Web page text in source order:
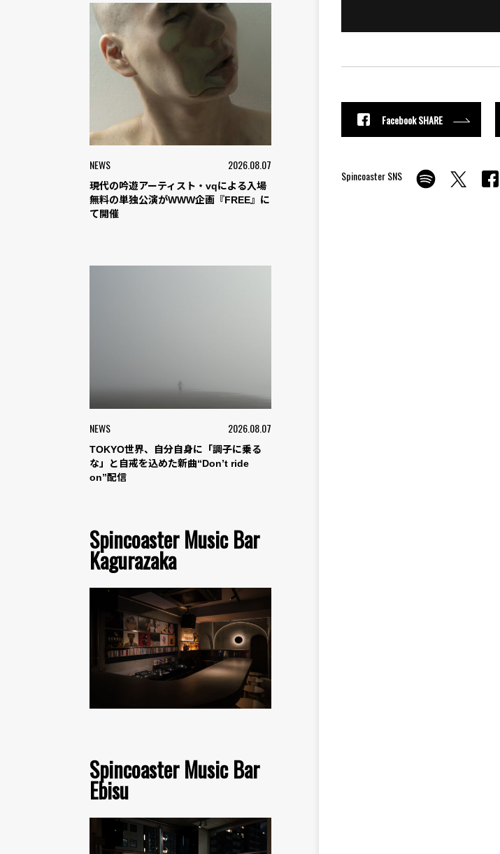
NEWS 2026.08.07
現代の吟遊アーティスト・vqによる入場
無料の単独公演がWWW企画『FREE』に
て開催
NEWS 2026.08.07
TOKYO世界、自分自身に「調子に乗る
な」と自戒を込めた新曲“Don’t ride
on”配信
Spincoaster Music Bar
Kagurazaka
Spincoaster Music Bar
Ebisu
Facebook SHARE
Spincoaster SNS